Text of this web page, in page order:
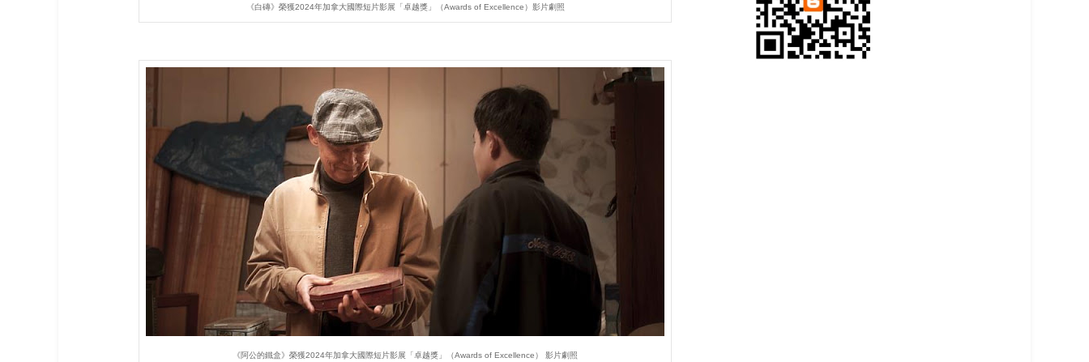
《白磚》榮獲2024年加拿大國際短片影展「卓越獎」（Awards of Excellence）影片劇照
《阿公的鐵盒》榮獲2024年加拿大國際短片影展「卓越獎」（Awards of Excellence） 影片劇照